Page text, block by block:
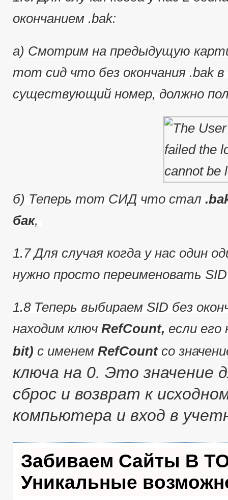
окончанием .bak:
a) Смотрим на предыдущую
тот сид что без окончания .bak
существующий номер, должно
б) Теперь тот СИД что стал
бак,
1.7 Для случая когда у нас один
нужно просто переименовать
1.8 Теперь выбираем SID без
находим ключ RefCount, если
bit) с именем RefCountсо
ключа на 0. Это значение
сброс и возврат к
компьютера и вход в
Забиваем Сайты В
Уникальные